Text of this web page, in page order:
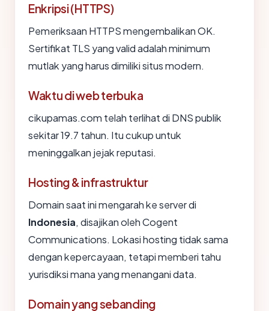
Enkripsi (HTTPS)
Pemeriksaan HTTPS mengembalikan OK.
Sertifikat TLS yang valid adalah minimum
mutlak yang harus dimiliki situs modern.
Waktu di web terbuka
cikupamas.com telah terlihat di DNS publik
sekitar 19.7 tahun. Itu cukup untuk
meninggalkan jejak reputasi.
Hosting & infrastruktur
Domain saat ini mengarah ke server di
Indonesia, disajikan oleh Cogent
Communications. Lokasi hosting tidak sama
dengan kepercayaan, tetapi memberi tahu
yurisdiksi mana yang menangani data.
Domain yang sebanding